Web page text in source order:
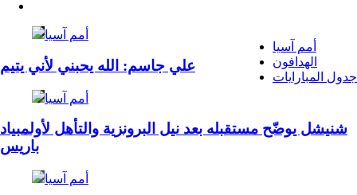
أمم آسيا
الهدافون
جدول المبارايات
أمم آسيا
علي جاسم: الله يحبني لأني يتيم
أمم آسيا
شنيشل يوضّح مستقبله بعد نيل البرونزية والتأهل لأولمبياد
باريس
أمم آسيا